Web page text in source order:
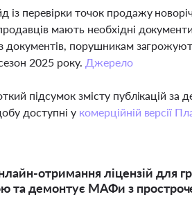
із перевірки точок продажу
мають необхідні
документів, порушникам
2025 року. Джерело
підсумок змісту публікацій
доступні у комерційній версії
отримання ліцензій для
та демонтує МАФи з